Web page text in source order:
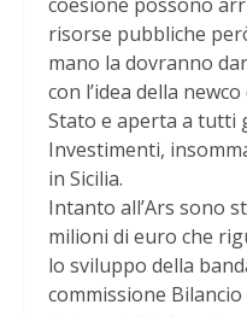
risorse pubbliche
mano la dovranno
con l’idea della
Stato e aperta a tutti
Investimenti,
in Sicilia.
Intanto all’Ars sono
milioni di euro che
lo sviluppo della
commissione Bilancio